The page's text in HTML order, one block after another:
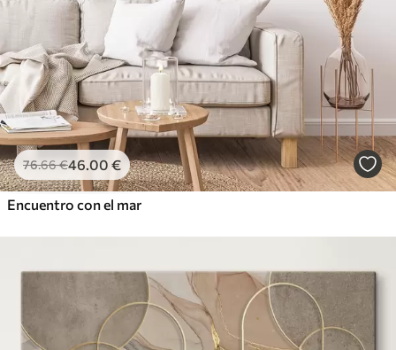
76.66€46.00 €
Encuentro con el mar